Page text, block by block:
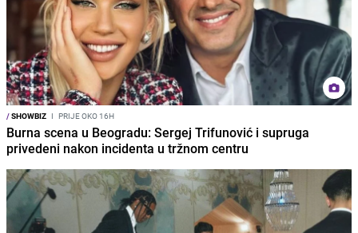
/SHOWBIZ I PRIJE OKO 16H
Burna scena u Beogradu: Sergej Trifunović i supruga
privedeni nakon incidenta u tržnom centru